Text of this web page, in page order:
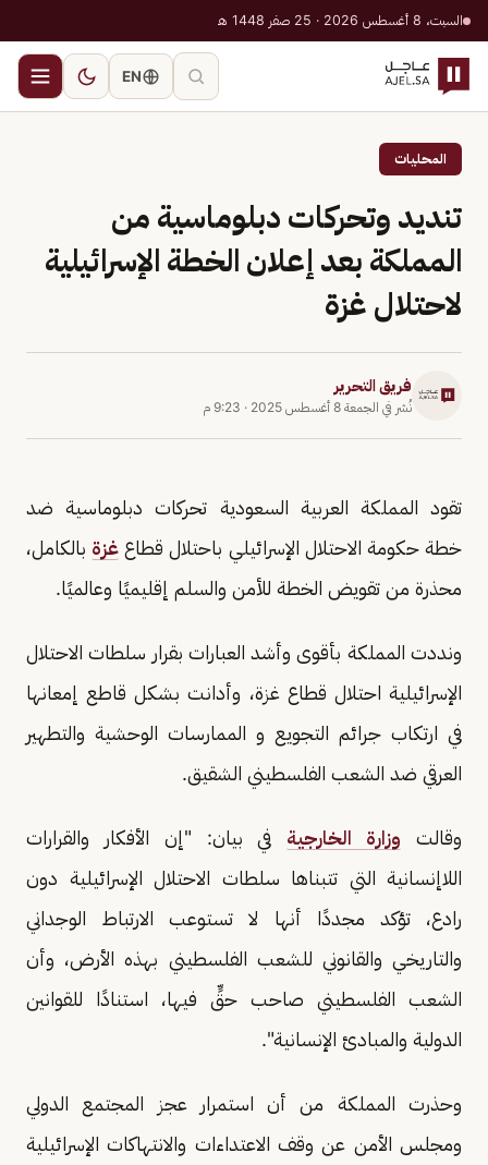
السبت، 8 أغسطس 2026 · 25 صفر 1448 هـ
EN
المحليات
تنديد وتحركات دبلوماسية من
المملكة بعد إعلان الخطة الإسرائيلية
لاحتلال غزة
فريق التحرير
نُشر في الجمعة 8 أغسطس 2025 · 9:23 م
تقود المملكة العربية السعودية تحركات دبلوماسية ضد
خطة حكومة الاحتلال الإسرائيلي باحتلال قطاع غزة بالكامل،
محذرة من تقويض الخطة للأمن والسلم إقليميًا وعالميًا.
ونددت المملكة بأقوى وأشد العبارات بقرار سلطات الاحتلال
الإسرائيلية احتلال قطاع غزة، وأدانت بشكل قاطع إمعانها
في ارتكاب جرائم التجويع و الممارسات الوحشية والتطهير
العرقي ضد الشعب الفلسطيني الشقيق.
وقالت وزارة الخارجية في بيان: "إن الأفكار والقرارات
اللاإنسانية التي تتبناها سلطات الاحتلال الإسرائيلية دون
رادع، تؤكد مجددًا أنها لا تستوعب الارتباط الوجداني
والتاريخي والقانوني للشعب الفلسطيني بهذه الأرض، وأن
الشعب الفلسطيني صاحب حقٍّ فيها، استنادًا للقوانين
الدولية والمبادئ الإنسانية".
وحذرت المملكة من أن استمرار عجز المجتمع الدولي
ومجلس الأمن عن وقف الاعتداءات والانتهاكات الإسرائيلية